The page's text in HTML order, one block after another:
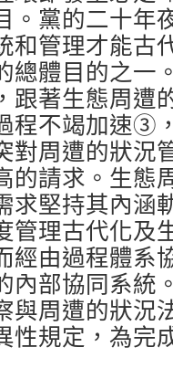
。黨的二十年
和管理才能古
總體目的之
跟著生態周遭
程不竭加速③
對周遭的狀況
的請求。生態
求堅持其內涵
管理古代化及
經由過程體系
內部協同系統
與周遭的狀況
性規定，為完